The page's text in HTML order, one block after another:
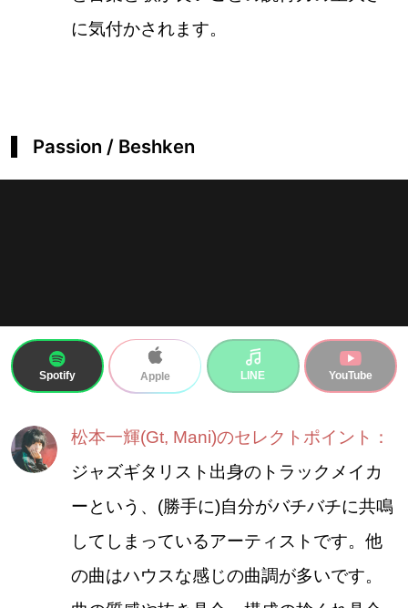
に気付かされます。
Passion / Beshken
Spotify Apple LINE YouTube
松本一輝(Gt, Mani)のセレクトポイント：
ジャズギタリスト出身のトラックメイカ
ーという、(勝手に)自分がバチバチに共鳴
してしまっているアーティストです。他
の曲はハウスな感じの曲調が多いです。